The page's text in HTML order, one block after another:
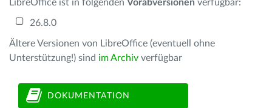
LibreOffice ist in folgenden Vorabversionen verfügbar:
26.8.0
Ältere Versionen von LibreOffice (eventuell ohne
Unterstützung!) sind im Archiv verfügbar
DOKUMENTATION